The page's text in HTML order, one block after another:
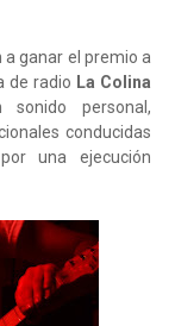
a ganar el premio a
de radio La Colina
personal,
conducidas
una ejecución